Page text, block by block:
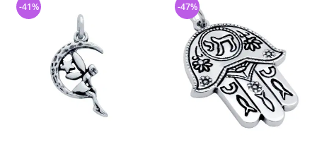
-41% -47%